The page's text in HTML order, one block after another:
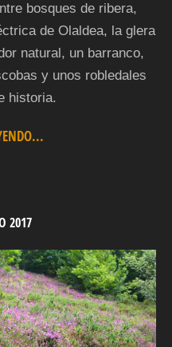
bosques de ribera,
de Olaldea, la glera
natural, un barranco,
y unos robledales
historia.
2017